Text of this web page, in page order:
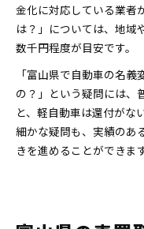
金化に対応している業者
は？」については、地域
数千円程度が目安です。
「富山県で自動車の名
の？」という疑問には、
と、軽自動車は還付がな
細かな疑問も、実績のあ
きを進めることができます